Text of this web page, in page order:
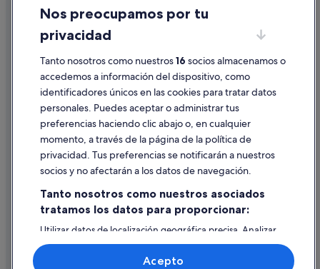
Condiciones de uso
Información legal/contacto
Pautas sobre el contenido y cómo denunciar contenido
Ayuda
Cancelar un vuelo
Cancelar una reserva de hotel o de un alquiler vacacional
Utilizar un cupón de Expedia
Documentos para viajes internacionales
Nos preocupamos por tu
privacidad
Tanto nosotros como nuestros16 socios almacenamos o
accedemos a información del dispositivo, como
identificadores únicos en las cookies para tratar datos
personales. Puedes aceptar o administrar tus
preferencias haciendo clic abajo o, en cualquier
momento, a través de la página de la política de
privacidad. Tus preferencias se notificarán a nuestros
socios y no afectarán a los datos de navegación.
Tanto nosotros como nuestros asociados
tratamos los datos para proporcionar:
Utilizar datos de localización geográfica precisa. Analizar
activamente las características del dispositivo para su
identificación. Almacenar la información en un dispositivo
y/o acceder a ella. Publicidad y contenido personalizados,
Acepto